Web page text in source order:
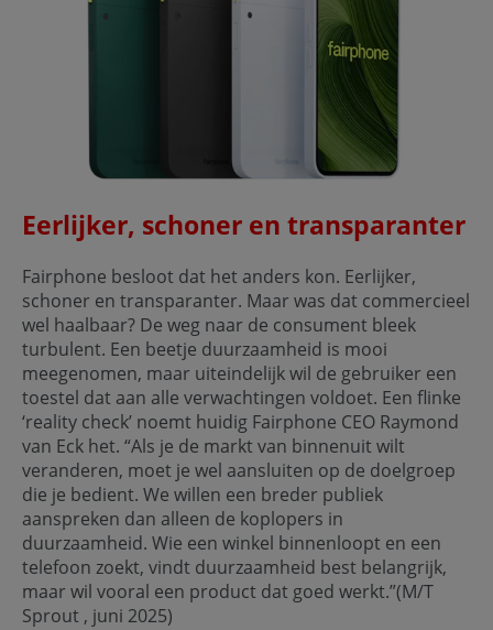
Eerlijker, schoner en transparanter
Fairphone besloot dat het anders kon. Eerlijker,
schoner en transparanter. Maar was dat commercieel
wel haalbaar? De weg naar de consument bleek
turbulent. Een beetje duurzaamheid is mooi
meegenomen, maar uiteindelijk wil de gebruiker een
toestel dat aan alle verwachtingen voldoet. Een flinke
‘reality check’ noemt huidig Fairphone CEO Raymond
van Eck het. “Als je de markt van binnenuit wilt
veranderen, moet je wel aansluiten op de doelgroep
die je bedient. We willen een breder publiek
aanspreken dan alleen de koplopers in
duurzaamheid. Wie een winkel binnenloopt en een
telefoon zoekt, vindt duurzaamheid best belangrijk,
maar wil vooral een product dat goed werkt.”(M/T
Sprout , juni 2025)